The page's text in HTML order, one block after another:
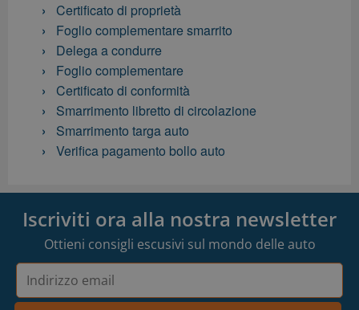
Certificato di proprietà
Foglio complementare smarrito
Delega a condurre
Foglio complementare
Certificato di conformità
Smarrimento libretto di circolazione
Smarrimento targa auto
Verifica pagamento bollo auto
Iscriviti ora alla nostra newsletter
Ottieni consigli escusivi sul mondo delle auto